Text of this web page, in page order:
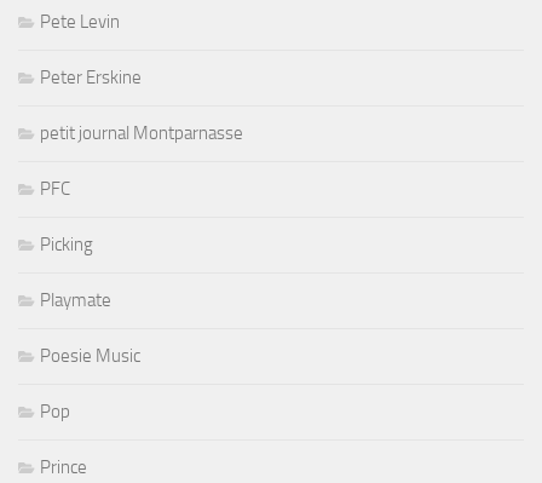
Pete Levin
Peter Erskine
petit journal Montparnasse
PFC
Picking
Playmate
Poesie Music
Pop
Prince